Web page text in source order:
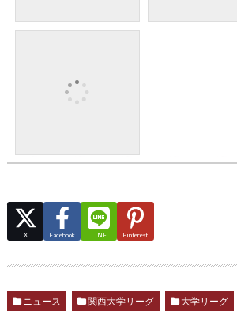
X Facebook LINE Pinterest
ニュース 関西大学リーグ 大学リーグ